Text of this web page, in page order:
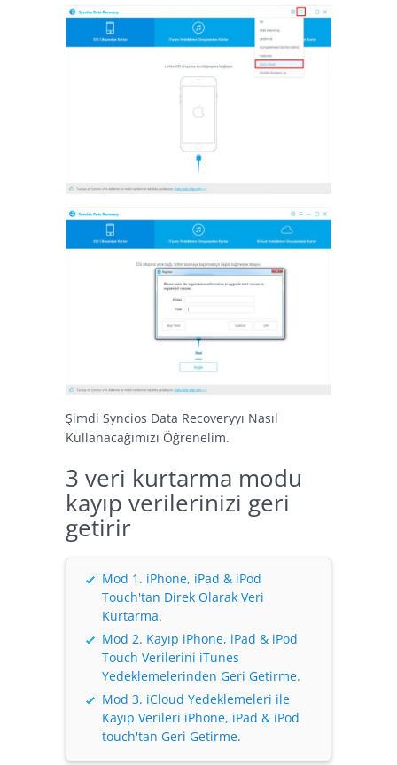
Şimdi Syncios Data Recoveryyı Nasıl
Kullanacağımızı Öğrenelim.
3 veri kurtarma modu
kayıp verilerinizi geri
getirir
Mod 1. iPhone, iPad & iPod
Touch'tan Direk Olarak Veri
Kurtarma.
Mod 2. Kayıp iPhone, iPad & iPod
Touch Verilerini iTunes
Yedeklemelerinden Geri Getirme.
Mod 3. iCloud Yedeklemeleri ile
Kayıp Verileri iPhone, iPad & iPod
touch'tan Geri Getirme.